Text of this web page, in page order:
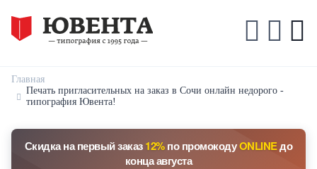
Главная
Печать пригласительных на заказ в Сочи онлайн недорого -
типография Ювента!
Скидка на первый заказ12%по промокодуONLINEдо
конца августа